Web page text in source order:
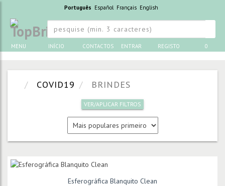
Português Español Français English
MENU INÍCIO CONTACTOS ENTRAR REGISTO 0
COVID19 BRINDES
VER/APLICAR FILTROS
Esferográfica Blanquito Clean